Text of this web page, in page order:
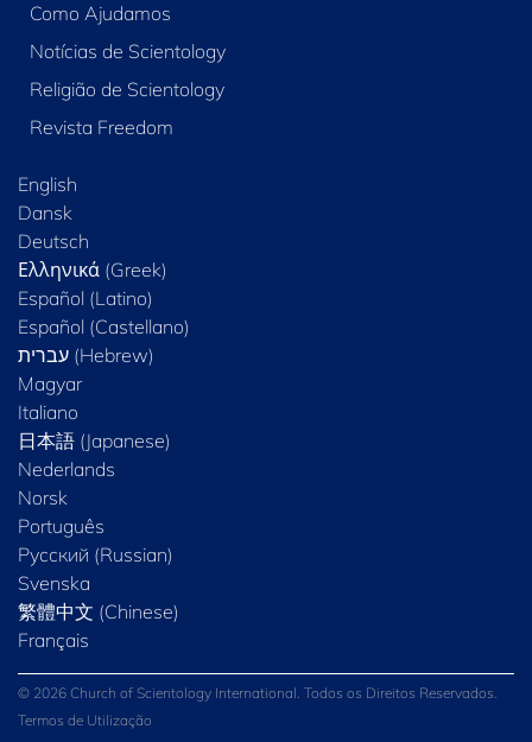
Como Ajudamos
Notícias de Scientology
Religião de Scientology
Revista Freedom
English
Dansk
Deutsch
Ελληνικά (Greek)
Español (Latino)
Español (Castellano)
Magyar
Italiano
日本語 (Japanese)
Nederlands
Norsk
Português
Русский (Russian)
Svenska
繁體中文 (Chinese)
Français
© 2026 Church of Scientology International. Todos os Direitos Reservados.
Termos de Utilização